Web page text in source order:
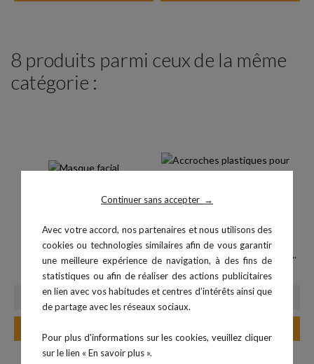
Continuer sans accepter →
Avec votre accord, nos partenaires et nous utilisons des
cookies ou technologies similaires afin de vous garantir
une meilleure expérience de navigation, à des fins de
statistiques ou afin de réaliser des actions publicitaires
en lien avec vos habitudes et centres d’intérêts ainsi que
de partage avec les réseaux sociaux.
Pour plus d'informations sur les cookies, veuillez cliquer
sur le lien « En savoir plus ».
8 produits parmi ceux de la même
catégorie :
Masque facial 7450 Taille P
Prix
110,00 €
Accroches plastiques taille S...
Prix
38,40 €